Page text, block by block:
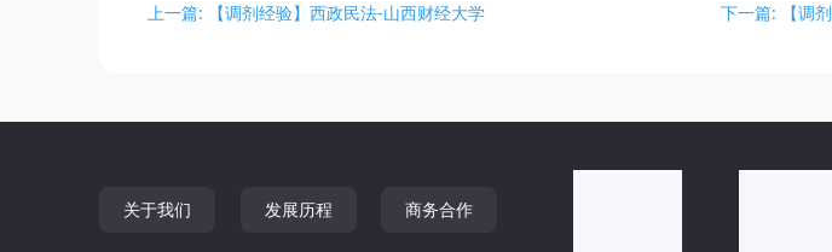
上一篇: 【调剂经验】西政民法-山西财经大学 下一篇: 【调
关于我们 发展历程 商务合作